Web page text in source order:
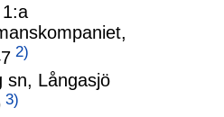
2)
sn, Långasjö
3)